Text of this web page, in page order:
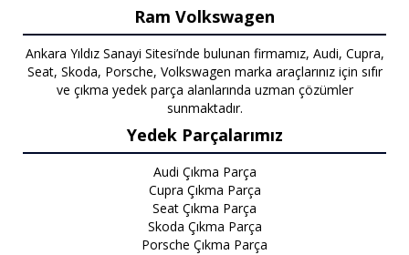
Ram Volkswagen
Ankara Yıldız Sanayi Sitesi’nde bulunan firmamız, Audi, Cupra,
Seat, Skoda, Porsche, Volkswagen marka araçlarınız için sıfır
ve çıkma yedek parça alanlarında uzman çözümler
sunmaktadır.
Yedek Parçalarımız
Audi Çıkma Parça
Cupra Çıkma Parça
Seat Çıkma Parça
Skoda Çıkma Parça
Porsche Çıkma Parça